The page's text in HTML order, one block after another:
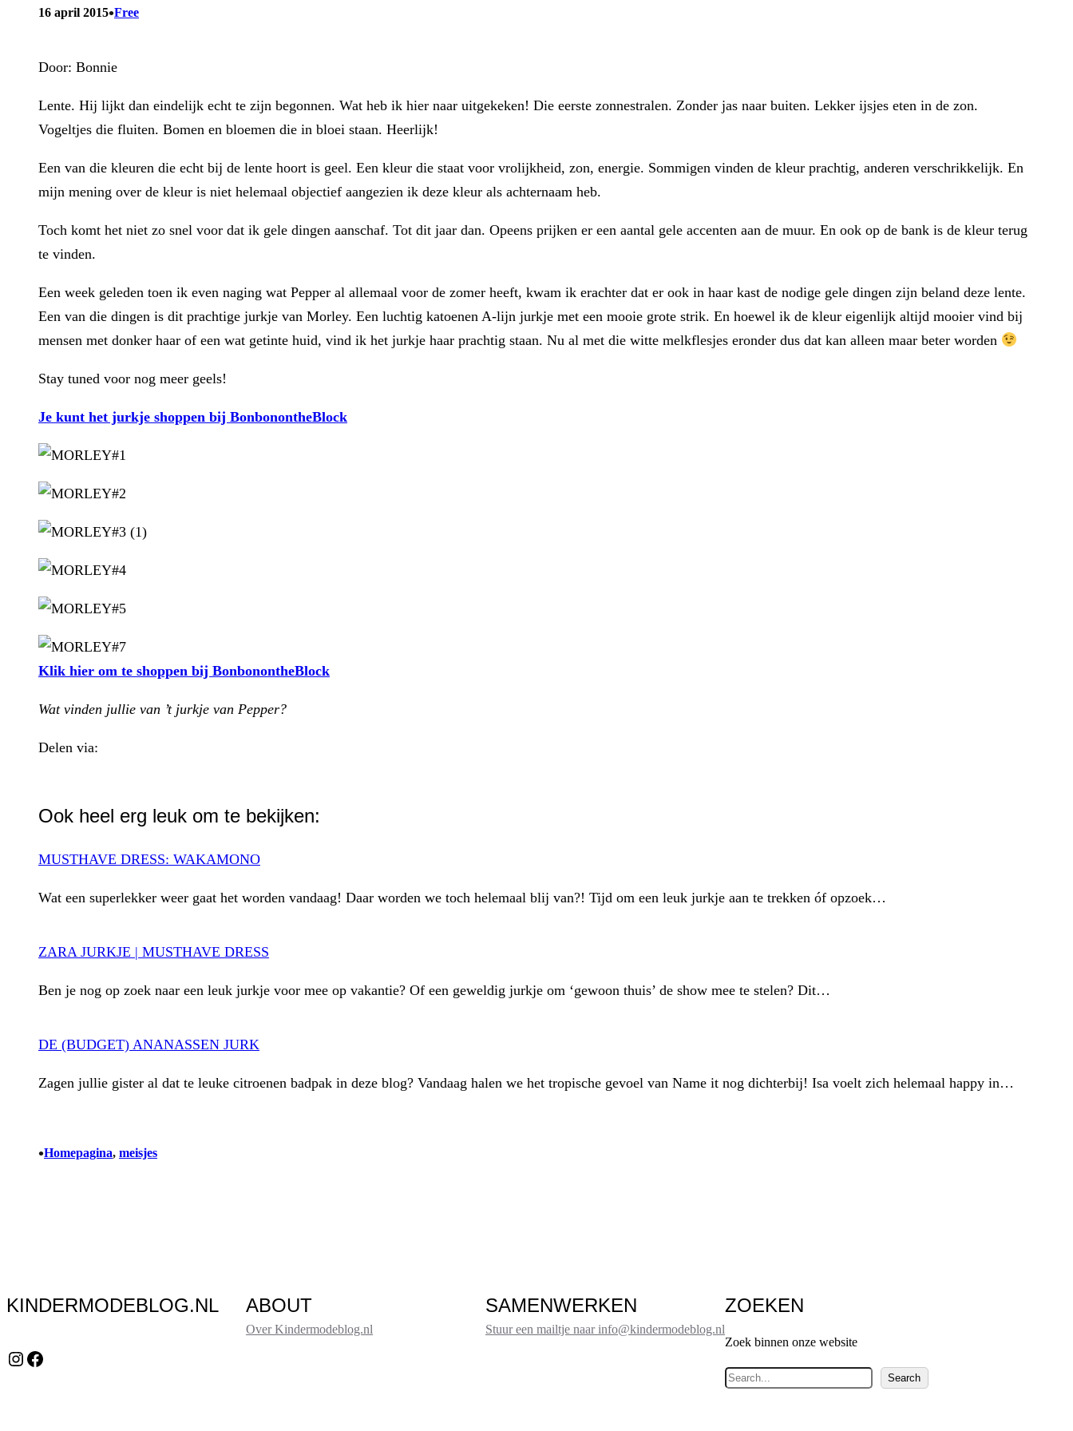
16 april 2015•Free
Door: Bonnie
Lente. Hij lijkt dan eindelijk echt te zijn begonnen. Wat heb ik hier naar uitgekeken! Die eerste zonnestralen. Zonder jas naar buiten. Lekker ijsjes eten in de zon.
Vogeltjes die fluiten. Bomen en bloemen die in bloei staan. Heerlijk!
Een van die kleuren die echt bij de lente hoort is geel. Een kleur die staat voor vrolijkheid, zon, energie. Sommigen vinden de kleur prachtig, anderen verschrikkelijk. En
mijn mening over de kleur is niet helemaal objectief aangezien ik deze kleur als achternaam heb.
Toch komt het niet zo snel voor dat ik gele dingen aanschaf. Tot dit jaar dan. Opeens prijken er een aantal gele accenten aan de muur. En ook op de bank is de kleur terug
te vinden.
Een week geleden toen ik even naging wat Pepper al allemaal voor de zomer heeft, kwam ik erachter dat er ook in haar kast de nodige gele dingen zijn beland deze lente.
Een van die dingen is dit prachtige jurkje van Morley. Een luchtig katoenen A-lijn jurkje met een mooie grote strik. En hoewel ik de kleur eigenlijk altijd mooier vind bij
mensen met donker haar of een wat getinte huid, vind ik het jurkje haar prachtig staan. Nu al met die witte melkflesjes eronder dus dat kan alleen maar beter worden
Stay tuned voor nog meer geels!
Je kunt het jurkje shoppen bij BonbonontheBlock
Klik hier om te shoppen bij BonbonontheBlock
Wat vinden jullie van ’t jurkje van Pepper?
Delen via:
Ook heel erg leuk om te bekijken:
MUSTHAVE DRESS: WAKAMONO
Wat een superlekker weer gaat het worden vandaag! Daar worden we toch helemaal blij van?! Tijd om een leuk jurkje aan te trekken óf opzoek…
ZARA JURKJE | MUSTHAVE DRESS
Ben je nog op zoek naar een leuk jurkje voor mee op vakantie? Of een geweldig jurkje om ‘gewoon thuis’ de show mee te stelen? Dit…
DE (BUDGET) ANANASSEN JURK
Zagen jullie gister al dat te leuke citroenen badpak in deze blog? Vandaag halen we het tropische gevoel van Name it nog dichterbij! Isa voelt zich helemaal happy in…
•Homepagina, meisjes
KINDERMODEBLOG.NL
Instagram Facebook
ABOUT
Over Kindermodeblog.nl
SAMENWERKEN
Stuur een mailtje naar info@kindermodeblog.nl
ZOEKEN
Zoek binnen onze website
Z
Search